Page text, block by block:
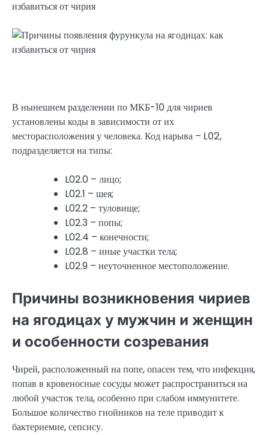
В нынешнем разделении по МКБ-10 для чириев
установлены коды в зависимости от их
месторасположения у человека. Код нарыва – L02,
подразделяется на типы:
L02.0 – лицо;
L02.1 – шея;
L02.2 – туловище;
L02.3 – попы;
L02.4 – конечности;
L02.8 – иные участки тела;
L02.9 – неуточненное местоположение.
Причины возникновения чириев
на ягодицах у мужчин и женщин
и особенности созревания
Чирей, расположенный на попе, опасен тем, что инфекция,
попав в кровеносные сосуды может распространиться на
любой участок тела, особенно при слабом иммунитете.
Большое количество гнойников на теле приводит к
бактериемие, сепсису.